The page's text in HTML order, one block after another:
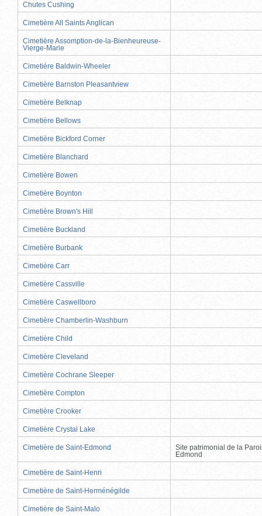
Chutes Cushing
Cimetière All Saints Anglican
Cimetière Assomption-de-la-Bienheureuse-
Vierge-Marie
Cimetière Baldwin-Wheeler
Cimetière Barnston Pleasantview
Cimetière Belknap
Cimetière Bellows
Cimetière Bickford Corner
Cimetière Blanchard
Cimetière Bowen
Cimetière Boynton
Cimetière Brown's Hill
Cimetière Buckland
Cimetière Burbank
Cimetière Carr
Cimetière Cassville
Cimetière Caswellboro
Cimetière Chamberlin-Washburn
Cimetière Child
Cimetière Cleveland
Cimetière Cochrane Sleeper
Cimetière Compton
Cimetière Crooker
Cimetière Crystal Lake
Cimetière de Saint-Edmond
Site patrimonial de la
Edmond
Cimetière de Saint-Henri
Cimetière de Saint-Herménégilde
Cimetière de Saint-Malo